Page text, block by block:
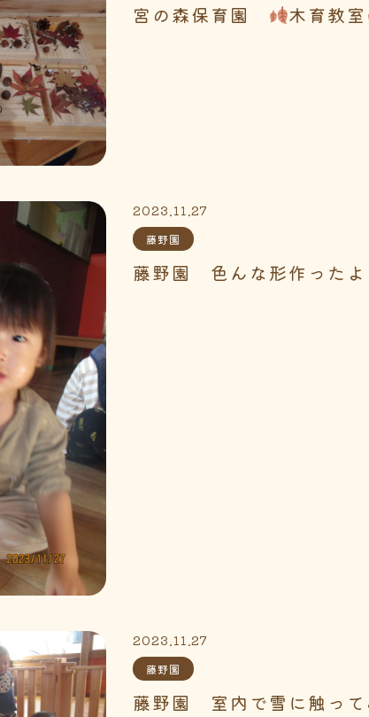
宮の森保育園 木育教室
2023.11.27
藤野園
藤野園 色んな形作った
2023.11.27
藤野園
藤野園 室内で雪に触っ